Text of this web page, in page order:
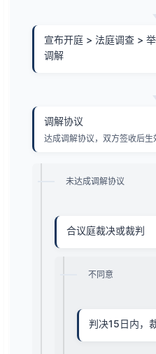
宣布开庭 > 法庭调查 >
调解
调解协议
达成调解协议，双方签收后生
未达成调解协议
合议庭裁决或裁判
不同意
判决15日内，